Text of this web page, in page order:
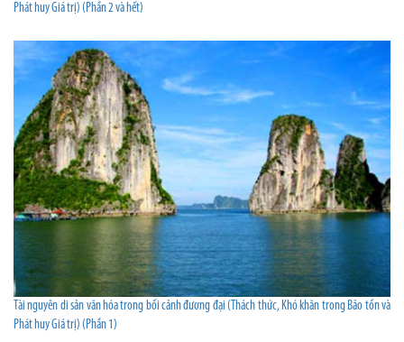
Phát huy Giá trị) (Phần 2 và hết)
Tài nguyên di sản văn hóa trong bối cảnh đương đại (Thách thức, Khó khăn trong Bảo tồn và
Phát huy Giá trị) (Phần 1)